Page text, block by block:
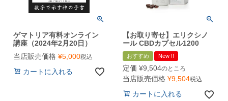
ゲマトリア有料オンライン
講座（2024年2月20日）
当店販売価格 ¥5,000税込
カートに入れる
【お取り寄せ】エリクシノ
ール CBDカプセル1200
おすすめ New !!
定価 ¥9,504のところ
当店販売価格 ¥9,504税込
カートに入れる